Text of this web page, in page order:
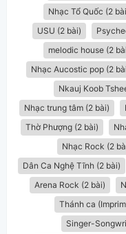
Nhạc Tổ Quốc (2
USU (2 bài)
melodic house (2
Nhạc Aucostic pop (2
Nkauj Koob
Nhạc trung tâm (2 bài)
Thờ Phượng (2 bài)
Nhạc Rock (2
Dân Ca Nghệ Tĩnh (2 bài)
Arena Rock (2 bài)
Thánh ca
Singer-